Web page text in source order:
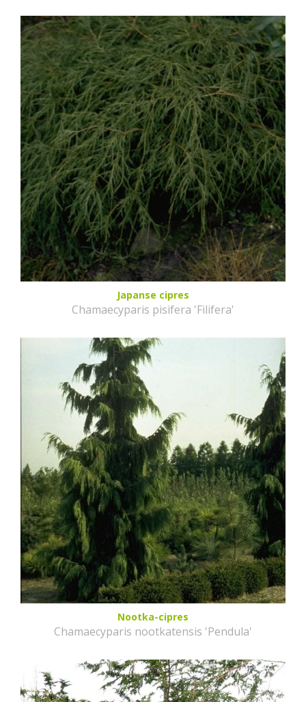
Japanse cipres
Chamaecyparis pisifera 'Filifera'
Nootka-cipres
Chamaecyparis nootkatensis 'Pendula'